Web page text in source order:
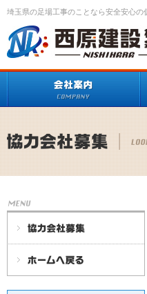
埼玉県の足場工事のことなら安全安心